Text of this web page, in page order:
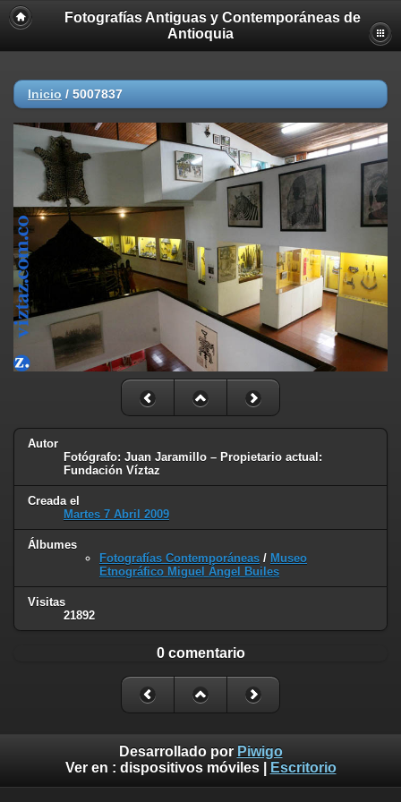
Deprecated : strncmp(): Passing null to parameter #1 ($string1) of type
/home/akhmc5v0jjif/public_html/viztaz.org/galerias/gantigua/
Fotografías Antiguas y Contemporáneas de
Antioquia
Inicio / 5007837
Autor
Fotógrafo: Juan Jaramillo – Propietario actual:
Fundación Víztaz
Creada el
Martes 7 Abril 2009
Álbumes
Fotografías Contemporáneas / Museo
Etnográfico Miguel Ángel Builes
Visitas
21892
0 comentario
Desarrollado por Piwigo
Ver en : dispositivos móviles| Escritorio